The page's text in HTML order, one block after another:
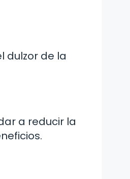
dulzor de la
a reducir la